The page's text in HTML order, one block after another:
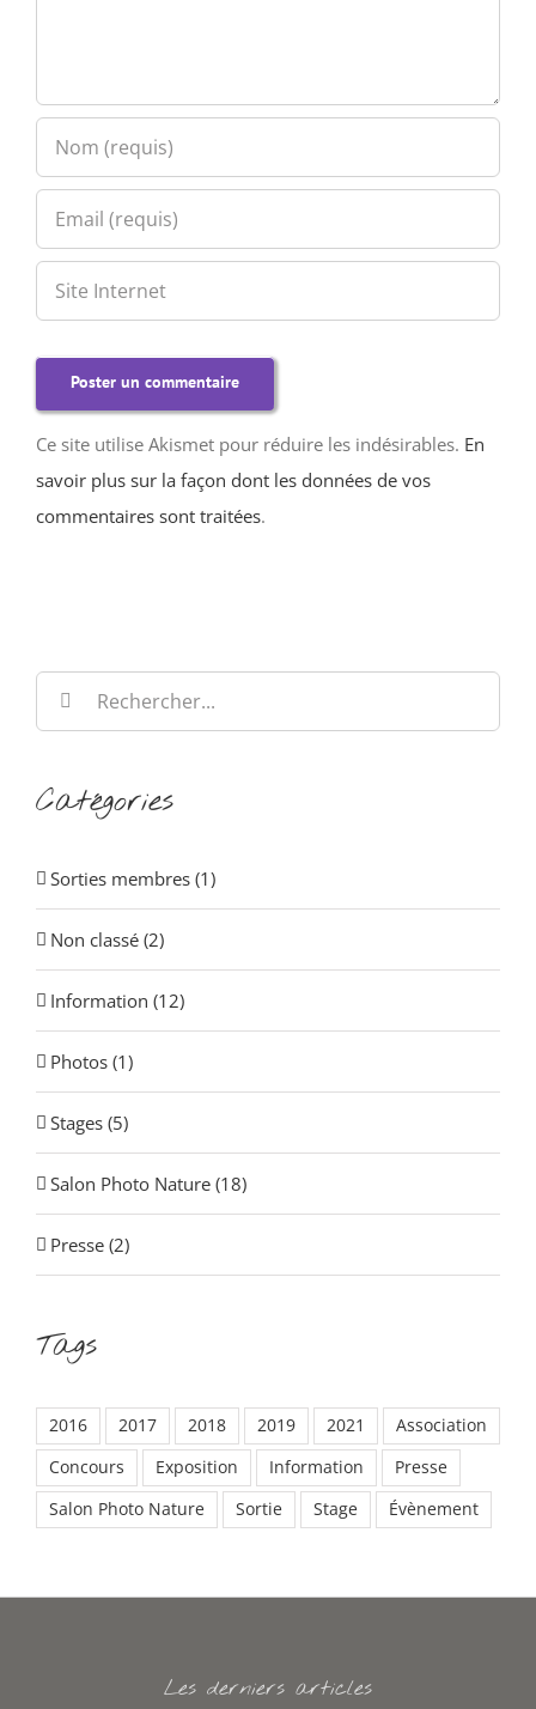
Ce site utilise Akismet pour réduire les indésirables. En
savoir plus sur la façon dont les données de vos
commentaires sont traitées.
Rechercher:
Catégories
Sorties membres (1)
Non classé (2)
Information (12)
Photos (1)
Stages (5)
Salon Photo Nature (18)
Presse (2)
Tags
2016 2017 2018 2019 2021
Association
Concours
Exposition Information
Presse
Salon Photo Nature
Sortie Stage Évènement
Les derniers articles